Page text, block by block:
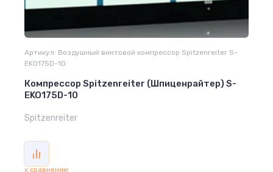
Артикул: Воздушный винтовой компрессор Spitzenreiter S-
EKO175D-10
Компрессор Spitzenreiter (Шпиценрайтер) S-
EKO175D-10
Spitzenreiter
к сравнению